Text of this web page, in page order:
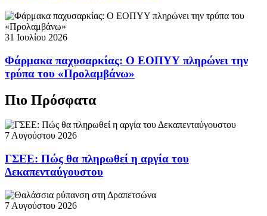
31 Ιουλίου 2026
Φάρμακα παχυσαρκίας: Ο ΕΟΠΥΥ πληρώνει την
τρύπα του «Προλαμβάνω»
Πιο Πρόσφατα
7 Αυγούστου 2026
ΓΣΕΕ: Πώς θα πληρωθεί η αργία του
Δεκαπενταύγουστου
7 Αυγούστου 2026